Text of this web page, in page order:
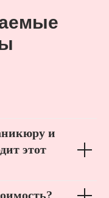
и
этот